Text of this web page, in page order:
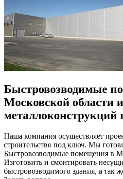
Быстровозводимые
Московской области
металлоконструкций
Наша компания осуществляет
строительство под ключ. Мы
Быстровозводимые помещения в
Изготовить и смонтировать
быстровозводимого здания, а так